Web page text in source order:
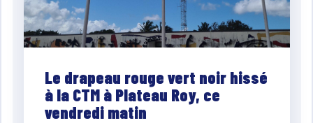
Le drapeau rouge vert noir hissé
à la CTM à Plateau Roy, ce
vendredi matin